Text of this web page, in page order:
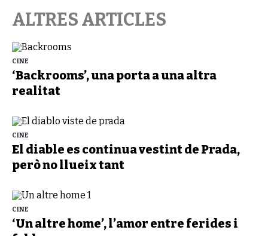
ALTRES ARTICLES
CINE
‘Backrooms’, una porta a una altra
realitat
CINE
El diable es continua vestint de Prada,
però no llueix tant
CINE
‘Un altre home’, l’amor entre ferides i